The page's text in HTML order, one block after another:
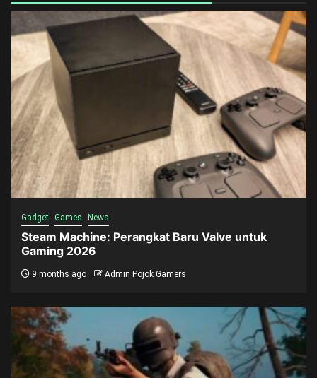
Gadget Games News
Steam Machine: Perangkat Baru Valve untuk
Gaming 2026
9 months ago Admin Pojok Gamers